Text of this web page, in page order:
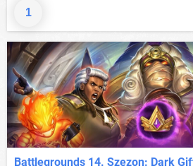
1
Battlegrounds 14. Szezon: Dark